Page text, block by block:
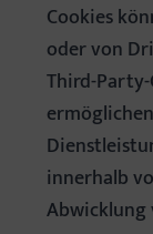
Cookies
oder von
Third-
innerhalb
Abwicklung